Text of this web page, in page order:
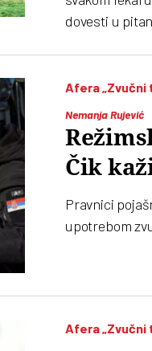
dovesti u
Afera „Zvučni
Nemanja Rujević
Čik
Pravnici
upotrebom
Afera „Zvučni